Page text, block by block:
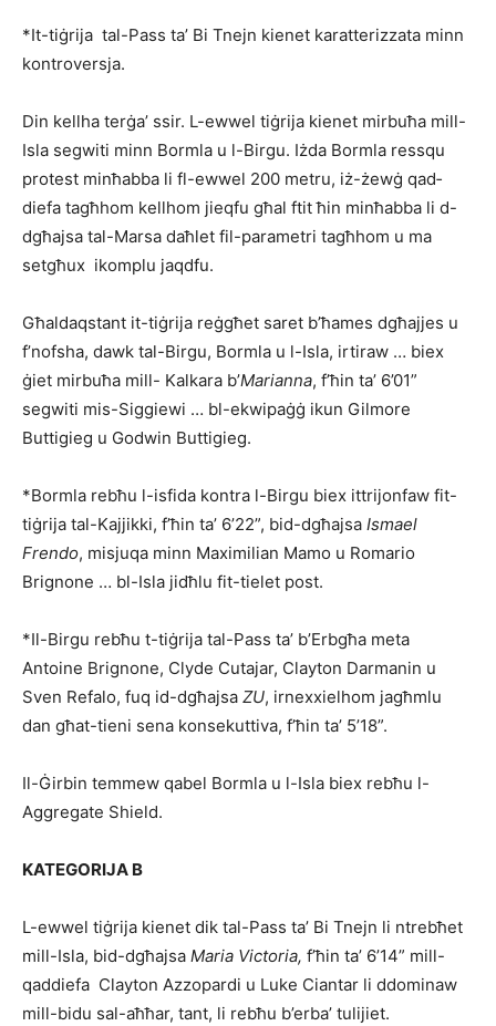
*It-tiġrija tal-Pass ta’ Bi Tnejn kienet karatterizzata minn
kontroversja.
Din kellha terġa’ ssir. L-ewwel tiġrija kienet mirbuħa mill-
Isla segwiti minn Bormla u l-Birgu. Iżda Bor­mla ressqu
protest minħabba li fl-ewwel 200 metru, iż-żewġ qad­
diefa tagħhom kellhom jieqfu għal ftit ħin minħabba li d-
dgħajsa tal-Marsa daħlet fil-parametri tagħhom u ma
setgħux ikomplu jaqdfu.
Għaldaqstant it-tiġrija reġ­għet saret b’ħames dgħaj­jes u
f’nofsha, dawk tal-Birgu, Bormla u l-Isla, irtiraw … biex
ġiet mirbuħa mill- Kalkara b’Marianna, f’ħin ta’ 6’01”
segwiti mis-Siggiewi … bl-ekwipaġġ ikun Gilmore
Buttigieg u Godwin Buttigieg.
*Bormla rebħu l-isfida kontra l-Birgu biex ittrijonfaw fit-
tiġrija tal-Kajjikki, f’ħin ta’ 6’22”, bid-dgħajsa Ismael
Frendo, misjuqa minn Maximilian Mamo u Ro­ma­rio
Brignone … bl-Isla jidħlu fit-tielet post.
*Il-Birgu rebħu t-tiġrija tal-Pass ta’ b’Erbgħa meta
Antoine Brignone, Clyde Cutajar, Clayton Darmanin u
Sven Refalo, fuq id-dgħajsa ZU, irnexxielhom jagħmlu
dan għat-tieni sena konsekuttiva, f’ħin ta’ 5’18”.
Il-Ġirbin temmew qabel Bormla u l-Isla biex rebħu l-
Aggregate Shield.
KATEGORIJA B
L-ewwel tiġrija kienet dik tal-Pass ta’ Bi Tnejn li ntreb­ħet
mill-Isla, bid-dgħajsa Maria Victoria, f’ħin ta’ 6’14” mill-
qaddiefa Clayton Az­zopardi u Luke Ciantar li ddominaw
mill-bidu sal-aħ­ħar, tant, li rebħu b’erba’ tulijiet.